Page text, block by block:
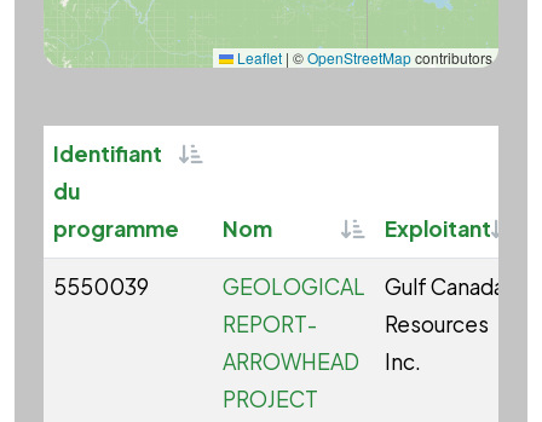
Leaflet | ©OpenStreetMapcontributors
Identifiant
du
programme
Sortable
Nom SortableExploitant
5550039
GEOLOGICAL
REPORT-
ARROWHEAD
PROJECT
Gulf Canada
Resources
Inc.